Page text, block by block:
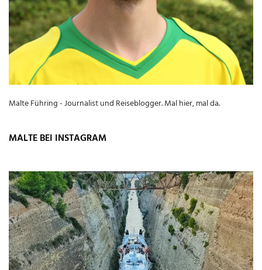
Malte Führing - Journalist und Reiseblogger. Mal hier, mal da.
MALTE BEI INSTAGRAM